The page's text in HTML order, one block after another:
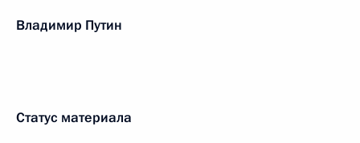
Владимир Путин
Статус материала